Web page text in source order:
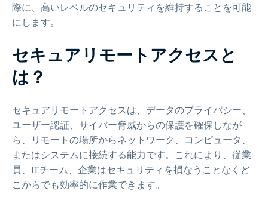
際に、高いレベルのセキュリティを維持することを可能
にします。
セキュアリモートアクセスと
は？
セキュアリモートアクセスは、データのプライバシー、
ユーザー認証、サイバー脅威からの保護を確保しなが
ら、リモートの場所からネットワーク、コンピュータ、
またはシステムに接続する能力です。これにより、従業
員、ITチーム、企業はセキュリティを損なうことなくど
こからでも効率的に作業できます。